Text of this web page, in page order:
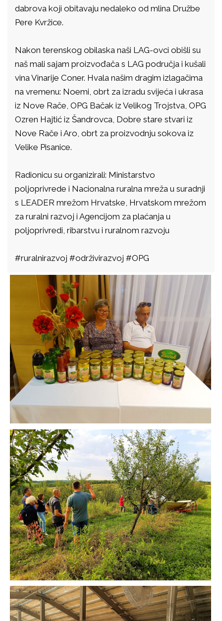
dabrova koji obitavaju nedaleko od mlina Družbe
Pere Kvržice.
Nakon terenskog obilaska naši LAG-ovci obišli su
naš mali sajam proizvođača s LAG područja i kušali
vina Vinarije Coner. Hvala našim dragim izlagačima
na vremenu: Noemi, obrt za izradu svijeća i ukrasa
iz Nove Rače, OPG Bačak iz Velikog Trojstva, OPG
Ozren Hajtić iz Šandrovca, Dobre stare stvari iz
Nove Rače i Aro, obrt za proizvodnju sokova iz
Velike Pisanice.
Radionicu su organizirali: Ministarstvo
poljoprivrede i Nacionalna ruralna mreža u suradnji
s LEADER mrežom Hrvatske, Hrvatskom mrežom
za ruralni razvoj i Agencijom za plaćanja u
poljoprivredi, ribarstvu i ruralnom razvoju
#ruralnirazvoj #održivirazvoj #OPG